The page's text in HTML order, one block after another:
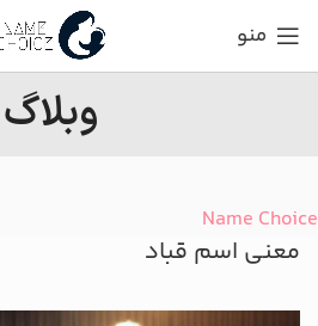
منو
وبلاگ
Name Choice
معنی اسم قباد